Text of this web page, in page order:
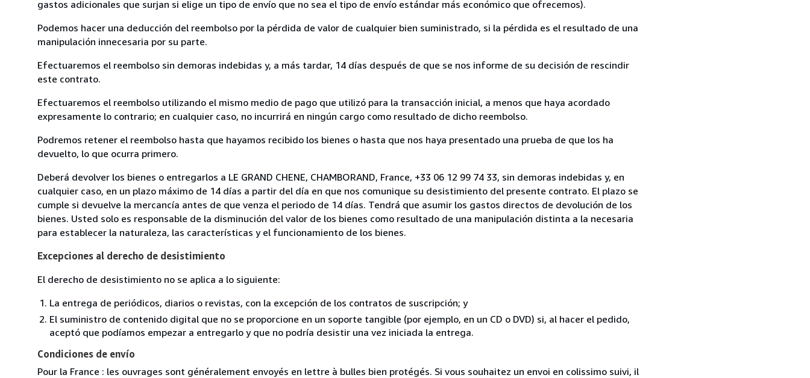
gastos adicionales que surjan si elige un tipo de envío que no sea el tipo de envío estándar más económico que ofrecemos).
Podemos hacer una deducción del reembolso por la pérdida de valor de cualquier bien suministrado, si la pérdida es el resultado de una
manipulación innecesaria por su parte.
Efectuaremos el reembolso sin demoras indebidas y, a más tardar, 14 días después de que se nos informe de su decisión de rescindir
este contrato.
Efectuaremos el reembolso utilizando el mismo medio de pago que utilizó para la transacción inicial, a menos que haya acordado
expresamente lo contrario; en cualquier caso, no incurrirá en ningún cargo como resultado de dicho reembolso.
Podremos retener el reembolso hasta que hayamos recibido los bienes o hasta que nos haya presentado una prueba de que los ha
devuelto, lo que ocurra primero.
Deberá devolver los bienes o entregarlos a LE GRAND CHENE, CHAMBORAND, France, +33 06 12 99 74 33, sin demoras indebidas y, en
cualquier caso, en un plazo máximo de 14 días a partir del día en que nos comunique su desistimiento del presente contrato. El plazo se
cumple si devuelve la mercancía antes de que venza el periodo de 14 días. Tendrá que asumir los gastos directos de devolución de los
bienes. Usted solo es responsable de la disminución del valor de los bienes como resultado de una manipulación distinta a la necesaria
para establecer la naturaleza, las características y el funcionamiento de los bienes.
Excepciones al derecho de desistimiento
El derecho de desistimiento no se aplica a lo siguiente:
La entrega de periódicos, diarios o revistas, con la excepción de los contratos de suscripción; y
El suministro de contenido digital que no se proporcione en un soporte tangible (por ejemplo, en un CD o DVD) si, al hacer el pedido,
aceptó que podíamos empezar a entregarlo y que no podría desistir una vez iniciada la entrega.
Condiciones de envío
Pour la France : les ouvrages sont généralement envoyés en lettre à bulles bien protégés. Si vous souhaitez un envoi en colissimo suivi, il